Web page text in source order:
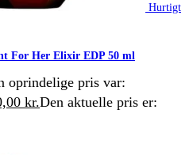
Hurtigt
For Her Elixir EDP 50 ml
oprindelige pris var:
kr.Den aktuelle pris er: